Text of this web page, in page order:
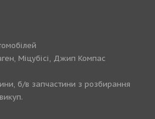
Міцубісі, Джип Компас
б/в запчастини з розбирання